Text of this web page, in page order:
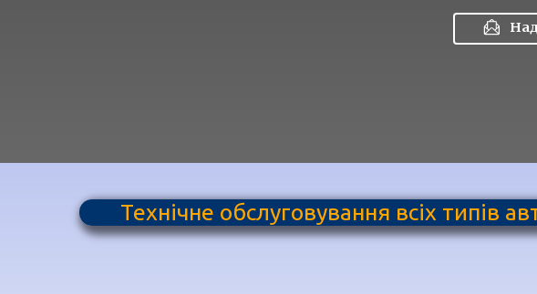
Технічне обслуговування всіх типів